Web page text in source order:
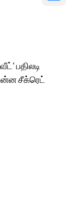
பதிலடி
சீக்ரெட்